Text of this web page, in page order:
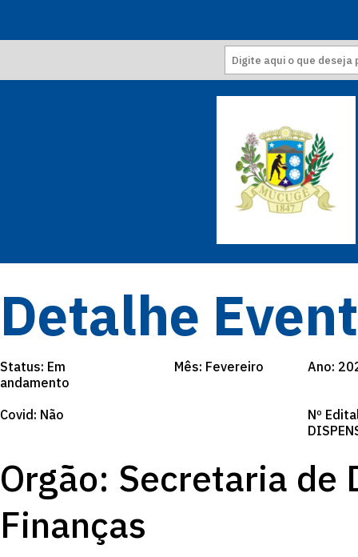
Detalhe
Status: Em
andamento
Mês: Fevereiro Ano:
Covid: Não
Nº
Orgão: Secretaria de
Finanças